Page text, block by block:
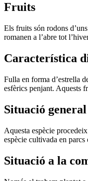
Fruits
Els fruits són rodons
romanen a l’abre tot
Característica
Fulla en forma d’estrella
esfèrics penjant. Aquests
Situació general
Aquesta espècie
espècie cultivada en
Situació a la